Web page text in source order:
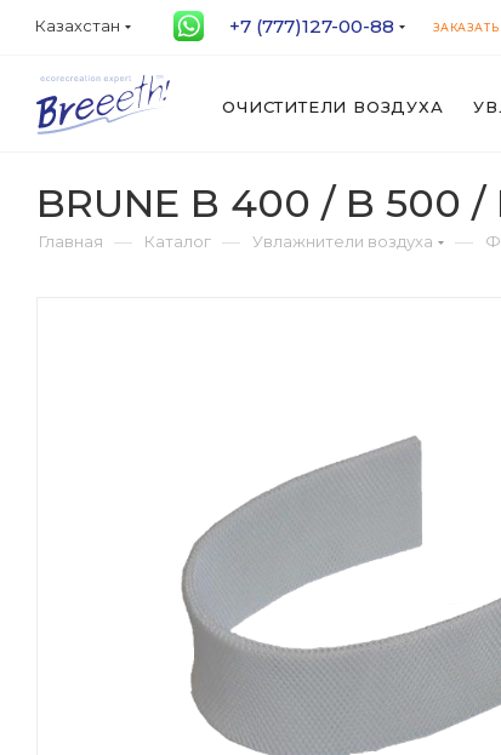
Казахстан +7 (777)127-00-88
ОЧИСТИТЕЛИ ВОЗДУХА
BRUNE B 400 / B 500
Главная — Каталог — Увлажнители воздуха —